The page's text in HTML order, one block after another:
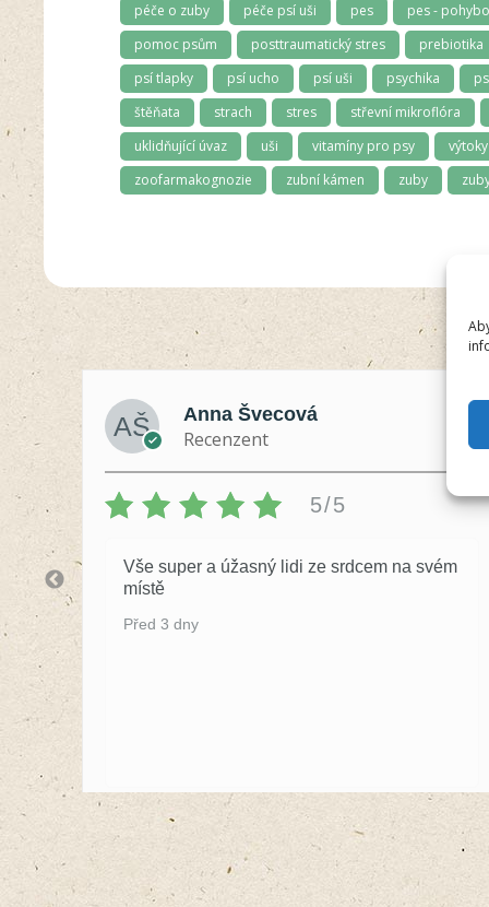
péče o zuby
péče psí uši pes pes -
pomoc psům
posttraumatický stres prebiotika
psí tlapky
psí ucho psí uši psychika
štěňata
strach stres střevní mikroflóra
uklidňující úvaz
uši vitamíny pro psy výtoky
zoofarmakognozie
zubní kámen zuby
Anna Švecová
Recenzent
5/5
Vše super a úžasný lidi ze srdcem na svém
místě
Před 3 dny